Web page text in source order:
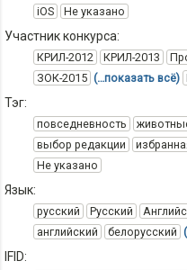
iOS
Не указано
Участник конкурса:
КРИЛ-2012 КРИЛ-2013
ЗОК-2015 (…показать всё)
Тэг:
повседневность
выбор редакции
Не указано
Язык:
русский Русский
английский
белорусский
IFID: